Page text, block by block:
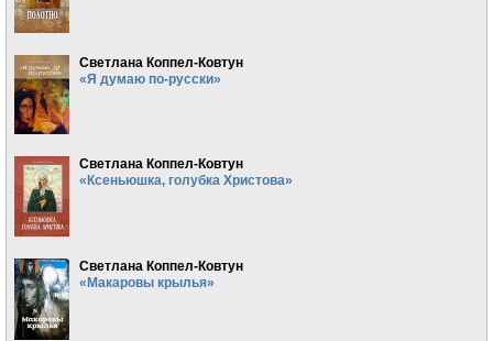
Светлана Коппел-Ковтун
«Я думаю по-русски»
Светлана Коппел-Ковтун
«Ксеньюшка, голубка Христова»
Светлана Коппел-Ковтун
«Макаровы крылья»